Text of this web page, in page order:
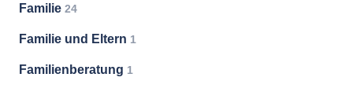
Familie 24
Familie und Eltern 1
Familienberatung 1